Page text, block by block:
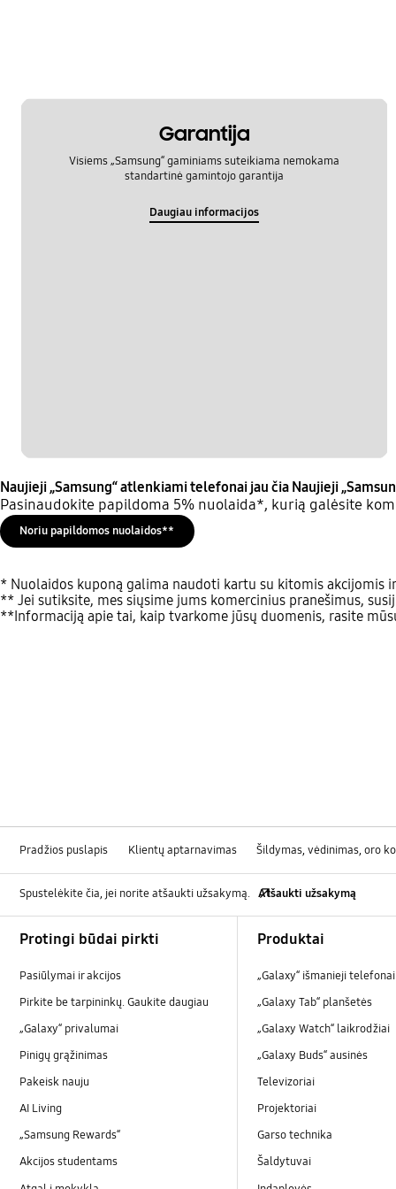
Garantija
Visiems „Samsung“ gaminiams suteikiama nemokama
standartinė gamintojo garantija
Daugiau informacijos
Naujieji „Samsung“ atlenkiami telefonai jau čia Naujieji
Pasinaudokite papildoma 5% nuolaida*, kurią galėsite
Noriu papildomos nuolaidos**
* Nuolaidos kuponą galima naudoti kartu su kitomis akcijomis
** Jei sutiksite, mes siųsime jums komercinius pranešimus,
**Informaciją apie tai, kaip tvarkome jūsų duomenis, rasite
Pradžios puslapis Klientų aptarnavimas Šildymas, vėdinimas, oro
Spustelėkite čia, jei norite atšaukti užsakymą. Atšaukti užsakymą
Protingi būdai pirkti
Pasiūlymai ir akcijos
Pirkite be tarpininkų. Gaukite daugiau
„Galaxy“ privalumai
Pinigų grąžinimas
Pakeisk nauju
AI Living
„Samsung Rewards“
Akcijos studentams
Produktai
„Galaxy“ išmanieji telefonai
„Galaxy Tab“ planšetės
„Galaxy Watch“ laikrodžiai
„Galaxy Buds“ ausinės
Televizoriai
Projektoriai
Garso technika
Šaldytuvai